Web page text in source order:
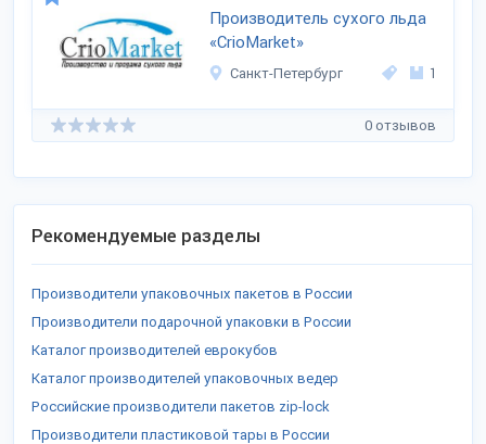
Производитель сухого льда
«CrioMarket»
Санкт-Петербург 1
0 отзывов
Рекомендуемые разделы
Производители упаковочных пакетов в России
Производители подарочной упаковки в России
Каталог производителей еврокубов
Каталог производителей упаковочных ведер
Российские производители пакетов zip-lock
Производители пластиковой тары в России